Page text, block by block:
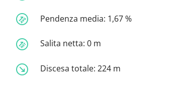
Pendenza media: 1,67 %
Salita netta: 0 m
Discesa totale: 224 m